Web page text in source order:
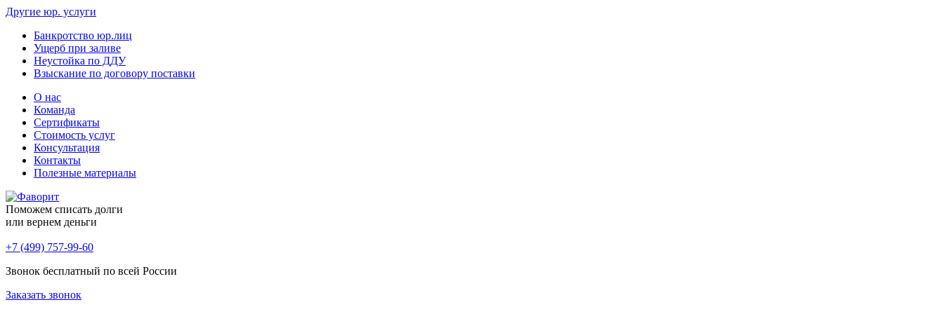
Другие юр. услуги
Банкротство юр.лиц
Ущерб при заливе
Неустойка по ДДУ
Взыскание по договору поставки
О нас
Команда
Сертификаты
Стоимость услуг
Консультация
Контакты
Полезные материалы
Поможем списать долги
или вернем деньги
+7 (499) 757-99-60
Звонок бесплатный по всей России
Заказать звонок